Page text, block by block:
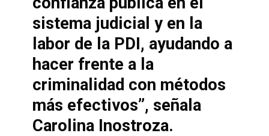
sistema judicial y en la
labor de la PDI, ayudando a
hacer frente a la
criminalidad con métodos
más efectivos​”, señala
Carolina Inostroza.